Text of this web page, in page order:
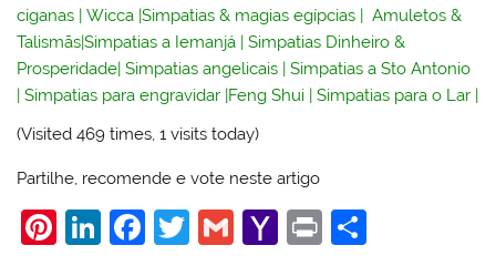
ciganas |Wicca |Simpatias & magias egípcias |Amuletos &
Talismãs|Simpatias a Iemanjá |Simpatias Dinheiro &
Prosperidade|Simpatias angelicais |Simpatias a Sto Antonio
|Simpatias para engravidar |Feng Shui |Simpatias para o Lar |
(Visited 469 times, 1 visits today)
Partilhe, recomende e vote neste artigo
Pi Li F
T
G
Y
Pr